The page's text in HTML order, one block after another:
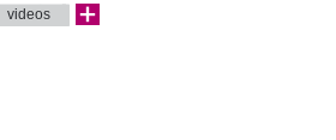
videos